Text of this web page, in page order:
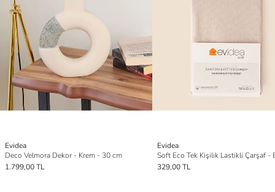
Evidea
Deco Velmora Dekor - Krem - 30 cm
1.799,00 TL
Evidea
329,00 TL